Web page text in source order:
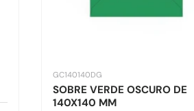
GC140140DG
SOBRE VERDE OSCURO DE
140X140 MM